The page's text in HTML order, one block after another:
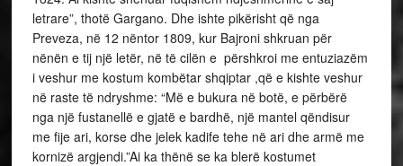
letrare”, thotë Gargano. Dhe ishte pikërisht që nga
Preveza, në 12 nëntor 1809, kur Bajroni shkruan për
nënën e tij një letër, në të cilën e përshkroi me entuziazëm
i veshur me kostum kombëtar shqiptar ,që e kishte veshur
në raste të ndryshme: “Më e bukura në botë, e përbërë
nga një fustanellë e gjatë e bardhë, një mantel qëndisur
me fije ari, korse dhe jelek kadife tehe në ari dhe armë me
kornizë argjendi.”Ai ka thënë se ka blerë kostumet